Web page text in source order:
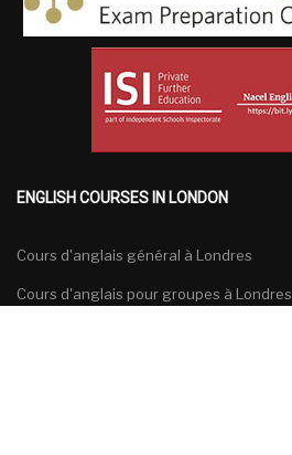
ENGLISH COURSES IN LONDON
Cours d'anglais général à Londres
Cours d'anglais pour groupes à Londres